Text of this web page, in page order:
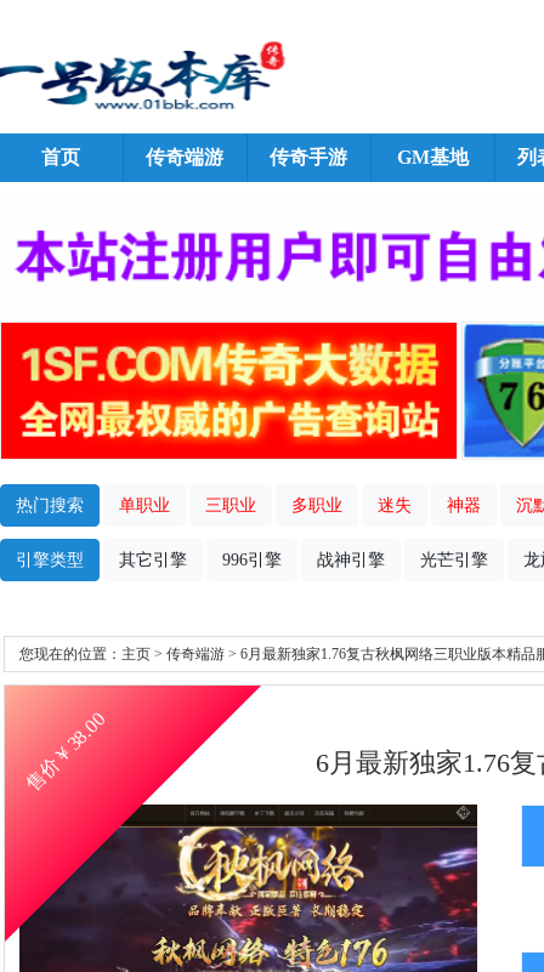
首页 传奇端游 传奇手游 GM基地 列
热门搜索 单职业 三职业 多职业 迷失 神器 沉
引擎类型 其它引擎 996引擎 战神引擎 光芒引擎 龙
您现在的位置： 主页 > 传奇端游 > 6月最新独家1.76复古秋枫网络三职业版本精
售价￥
38.00
6月最新独家1.76